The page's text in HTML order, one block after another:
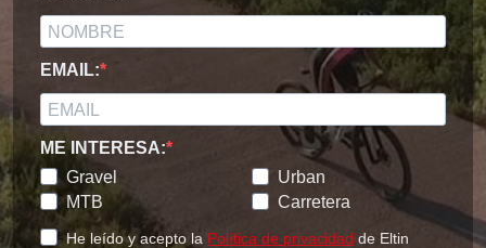
EMAIL:
ME INTERESA:
Gravel
MTB
Urban
Carretera
He leído y acepto la Política de privacidad de Eltin